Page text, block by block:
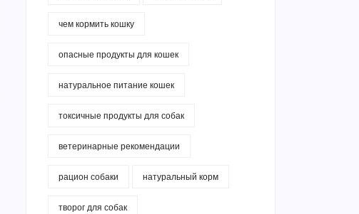
чем кормить кошку
опасные продукты для кошек
натуральное питание кошек
токсичные продукты для собак
ветеринарные рекомендации
рацион собаки натуральный корм
творог для собак